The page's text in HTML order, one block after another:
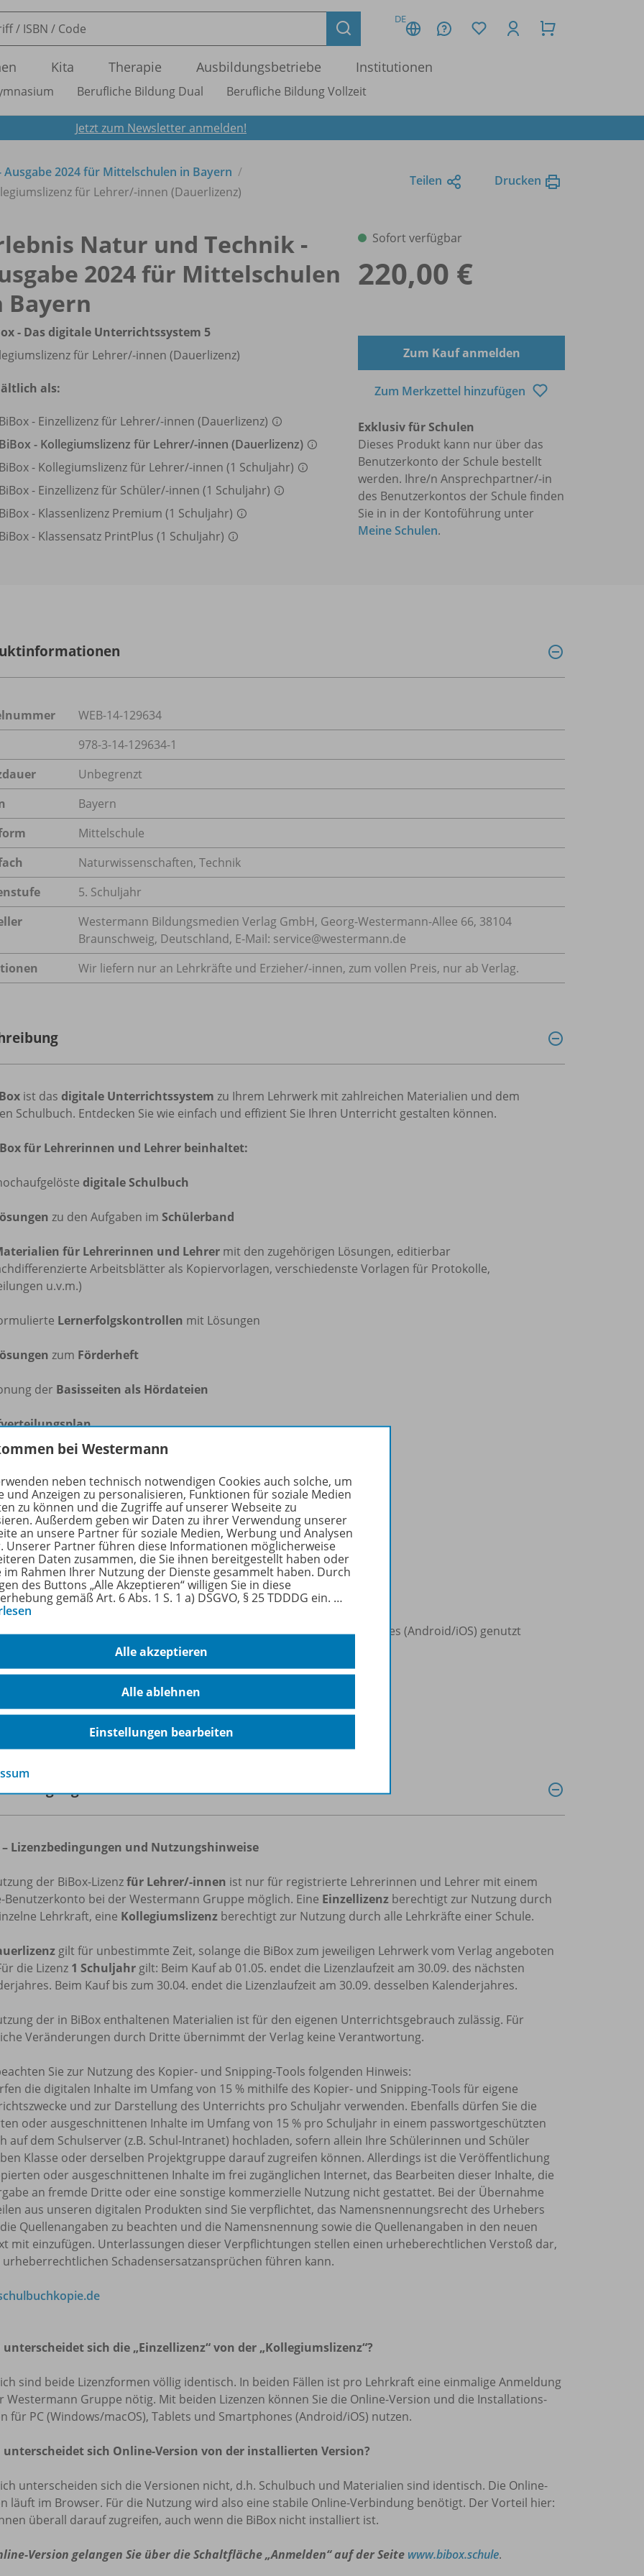
DE
Kita Therapie Ausbildungsbetriebe Institutionen
Berufliche Bildung Dual Berufliche Bildung Vollzeit
Jetzt zum Newsletter anmelden!
2024 für Mittelschulen in Bayern
für Lehrer/-innen (Dauerlizenz)
Teilen Drucken
Natur und Technik -
2024 für Mittelschulen
Bayern
- Das digitale Unterrichtssystem 5
für Lehrer/-innen (Dauerlizenz)
als:
BiBox - Einzellizenz für Lehrer/-innen (Dauerlizenz)
BiBox - Kollegiumslizenz für Lehrer/-innen (Dauerlizenz)
BiBox - Kollegiumslizenz für Lehrer/-innen (1 Schuljahr)
BiBox - Einzellizenz für Schüler/-innen (1 Schuljahr)
BiBox - Klassenlizenz Premium (1 Schuljahr)
BiBox - Klassensatz PrintPlus (1 Schuljahr)
Sofort verfügbar
220,00 €
Zum Kauf anmelden
Zum Merkzettel hinzufügen
Exklusiv für Schulen
Dieses Produkt kann nur über das
Benutzerkonto der Schule bestellt
werden. Ihre/n Ansprechpartner/-in
des Benutzerkontos der Schule finden
Sie in in der Kontoführung unter
Meine Schulen.
WEB-14-129634
978-3-14-129634-1
Unbegrenzt
Bayern
Mittelschule
Naturwissenschaften, Technik
5. Schuljahr
Westermann Bildungsmedien Verlag GmbH, Georg-Westermann-Allee 66, 38104
Braunschweig, Deutschland, E-Mail: service@westermann.de
Wir liefern nur an Lehrkräfte und Erzieher/-innen, zum vollen Preis, nur ab Verlag.
ist das digitale Unterrichtssystem zu Ihrem Lehrwerk mit zahlreichen Materialien und dem
Schulbuch. Entdecken Sie wie einfach und effizient Sie Ihren Unterricht gestalten können.
für Lehrerinnen und Lehrer beinhaltet:
digitale Schulbuch
zu den Aufgaben im Schülerband
für Lehrerinnen und Lehrer mit den zugehörigen Lösungen, editierbar
Arbeitsblätter als Kopiervorlagen, verschiedenste Vorlagen für Protokolle,
u.v.m.)
Lernerfolgskontrollen mit Lösungen
zum Förderheft
der Basisseiten als Hördateien
zu Experimenten mit Gefahrstoffen
für die Arbeit mit den Buchseiten
Funktion für eigene Dateien
für Ihre Schülerinnen und Schüler
kann flexibel auf dem PC (Windows/macOS), Tablets und Smartphones (Android/iOS) genutzt
ohne Internetverbindung.
– Lizenzbedingungen und Nutzungshinweise
der BiBox-Lizenzfür Lehrer/-innen ist nur für registrierte Lehrerinnen und Lehrer mit einem
Benutzerkonto bei der Westermann Gruppe möglich. Eine Einzellizenz berechtigt zur Nutzung durch
Lehrkraft, eine Kollegiumslizenz berechtigt zur Nutzung durch alle Lehrkräfte einer Schule.
gilt für unbestimmte Zeit, solange die BiBox zum jeweiligen Lehrwerk vom Verlag angeboten
die Lizenz 1 Schuljahr gilt: Beim Kauf ab 01.05. endet die Lizenzlaufzeit am 30.09. des nächsten
Beim Kauf bis zum 30.04. endet die Lizenzlaufzeit am 30.09. desselben Kalenderjahres.
der in BiBox enthaltenen Materialien ist für den eigenen Unterrichtsgebrauch zulässig. Für
Veränderungen durch Dritte übernimmt der Verlag keine Verantwortung.
Sie zur Nutzung des Kopier- und Snipping-Tools folgenden Hinweis:
die digitalen Inhalte im Umfang von 15 % mithilfe des Kopier- und Snipping-Tools für eigene
und zur Darstellung des Unterrichts pro Schuljahr verwenden. Ebenfalls dürfen Sie die
oder ausgeschnittenen Inhalte im Umfang von 15 % pro Schuljahr in einem passwortgeschützten
auf dem Schulserver (z.B. Schul-Intranet) hochladen, sofern allein Ihre Schülerinnen und Schüler
Klasse oder derselben Projektgruppe darauf zugreifen können. Allerdings ist die Veröffentlichung
oder ausgeschnittenen Inhalte im frei zugänglichen Internet, das Bearbeiten dieser Inhalte, die
an fremde Dritte oder eine sonstige kommerzielle Nutzung nicht gestattet. Bei der Übernahme
aus unseren digitalen Produkten sind Sie verpflichtet, das Namensnennungsrecht des Urhebers
Quellenangaben zu beachten und die Namensnennung sowie die Quellenangaben in den neuen
mit einzufügen. Unterlassungen dieser Verpflichtungen stellen einen urheberechtlichen Verstoß dar,
urheberrechtlichen Schadensersatzansprüchen führen kann.
sich die „Einzellizenz“ von der „Kollegiumslizenz“?
sind beide Lizenzformen völlig identisch. In beiden Fällen ist pro Lehrkraft eine einmalige Anmeldung
Westermann Gruppe nötig. Mit beiden Lizenzen können Sie die Online-Version und die Installations-
für PC (Windows/macOS), Tablets und Smartphones (Android/iOS) nutzen.
unterscheidet sich Online-Version von der installierten Version?
unterscheiden sich die Versionen nicht, d.h. Schulbuch und Materialien sind identisch. Die Online-
läuft im Browser. Für die Nutzung wird also eine stabile Online-Verbindung benötigt. Der Vorteil hier:
überall darauf zugreifen, auch wenn die BiBox nicht installiert ist.
Version gelangen Sie über die Schaltfläche „Anmelden“ auf der Seite www.bibox.schule.
bei Westermann
neben technisch notwendigen Cookies auch solche, um
und Anzeigen zu personalisieren, Funktionen für soziale Medien
zu können und die Zugriffe auf unserer Webseite zu
Außerdem geben wir Daten zu ihrer Verwendung unserer
an unsere Partner für soziale Medien, Werbung und Analysen
Unserer Partner führen diese Informationen möglicherweise
Daten zusammen, die Sie ihnen bereitgestellt haben oder
im Rahmen Ihrer Nutzung der Dienste gesammelt haben. Durch
des Buttons „Alle Akzeptieren“ willigen Sie in diese
gemäß Art. 6 Abs. 1 S. 1 a) DSGVO, § 25 TDDDG ein. …
Alle akzeptieren
Alle ablehnen
Einstellungen bearbeiten